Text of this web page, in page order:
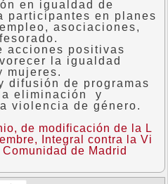
en igualdad de
participantes en planes
asociaciones,
acciones positivas
la igualdad
mujeres.
difusión de programas
eliminación y
violencia de género.
de modificación de la L
Integral contra la Vi
de Madrid